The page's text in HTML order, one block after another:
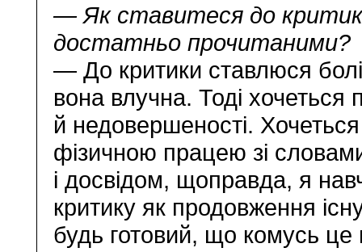
— Як ставитеся до
достатньо прочитаними?
— До критики ставлюся
вона влучна. Тоді хочеться
й недовершеності.
фізичною працею зі
і досвідом, щоправда, я
критику як продовження
будь готовий, що комусь це